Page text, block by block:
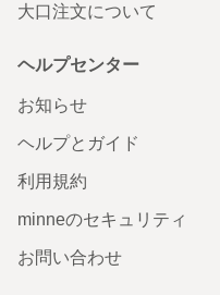
大口注文について
ヘルプセンター
お知らせ
ヘルプとガイド
利用規約
minneのセキュリティ
お問い合わせ